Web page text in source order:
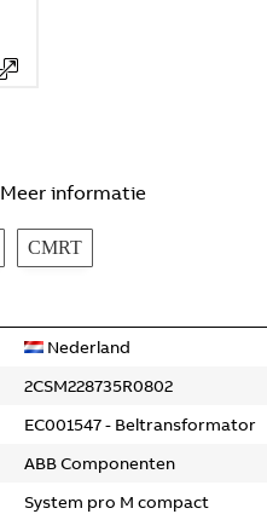
Meer informatie
CMRT
Nederland
2CSM228735R0802
EC001547 - Beltransformator
ABB Componenten
System pro M compact